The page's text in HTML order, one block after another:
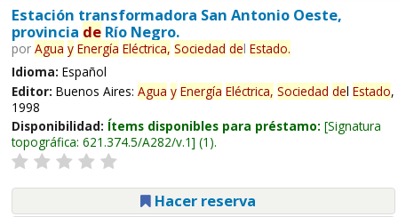
Estación transformadora San Antonio Oeste,
provincia deRío Negro.
por Agua y Energía Eléctrica, Sociedad del Estado.
Idioma: Español
Editor: Buenos Aires: Agua y Energía Eléctrica, Sociedad del Estado,
1998
Disponibilidad: Ítems disponibles para préstamo: Signatura
topográfica: 621.374.5/A282/v.1 (1).
Hacer reserva